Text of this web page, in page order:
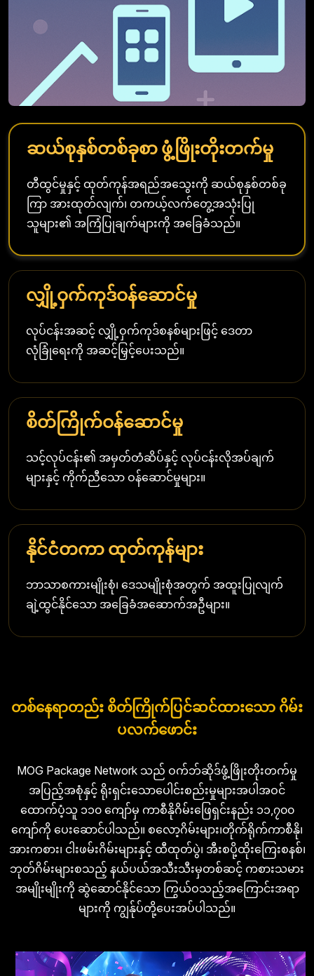
ဆယ်စုနှစ်တစ်ခုစာ ဖွံ့ဖြိုးတိုးတက်မှု
တီထွင်မှုနှင့် ထုတ်ကုန်အရည်အသွေးကို ဆယ်စုနှစ်တစ်ခု
ကြာ အားထုတ်လျက်၊ တကယ့်လက်တွေ့အသုံးပြု
သူများ၏ အကြံပြုချက်များကို အခြေခံသည်။
လျှို့ဝှက်ကုဒ်ဝန်ဆောင်မှု
လုပ်ငန်းအဆင့် လျှို့ဝှက်ကုဒ်စနစ်များဖြင့် ဒေတာ
လုံခြုံရေးကို အဆင့်မြှင့်ပေးသည်။
စိတ်ကြိုက်ဝန်ဆောင်မှု
သင့်လုပ်ငန်း၏ အမှတ်တံဆိပ်နှင့် လုပ်ငန်းလိုအပ်ချက်
များနှင့် ကိုက်ညီသော ဝန်ဆောင်မှုများ။
နိုင်ငံတကာ ထုတ်ကုန်များ
ဘာသာစကားမျိုးစုံ၊ ဒေသမျိုးစုံအတွက် အထူးပြုလျက်
ချဲ့ထွင်နိုင်သော အခြေခံအဆောက်အဦများ။
တစ်နေရာတည်း စိတ်ကြိုက်ပြင်ဆင်ထားသော ဂိမ်း
ပလက်ဖောင်း
MOG Package Network သည် ဝက်ဘ်ဆိုဒ်ဖွံ့ဖြိုးတိုးတက်မှု
အပြည့်အစုံနှင့် ရိုးရှင်းသောပေါင်းစည်းမှုများအပါအဝင်
ထောက်ပံ့သူ ၁၁၀ ကျော်မှ ကာစီနိုဂိမ်းဖြေရှင်းနည်း ၁၁,၇၀၀
ကျော်ကို ပေးဆောင်ပါသည်။ စလော့ဂိမ်းများ၊တိုက်ရိုက်ကာစီနို၊
အားကစား၊ ငါးဖမ်းဂိမ်းများနှင့် ထီထုတ်ပွဲ၊ အီးစပို့ထိုးကြေးစနစ်၊
ဘုတ်ဂိမ်းများစသည့် နယ်ပယ်အသီးသီးမှတစ်ဆင့် ကစားသမား
အမျိုးမျိုးကို ဆွဲဆောင်နိုင်သော ကြွယ်ဝသည့်အကြောင်းအရာ
များကို ကျွန်ုပ်တို့ပေးအပ်ပါသည်။